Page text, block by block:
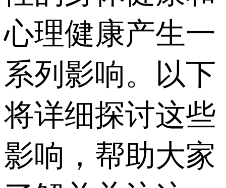
心理健康产生一
系列影响。以下
将详细探讨这些
影响，帮助大家